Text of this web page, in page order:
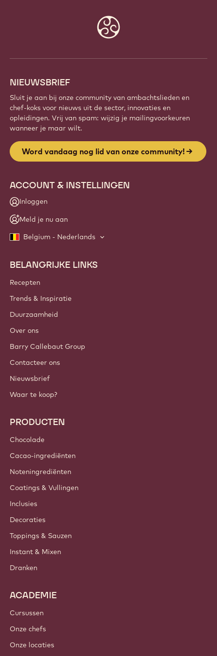
NIEUWSBRIEF
Sluit je aan bij onze community van ambachtslieden en
chef-koks voor nieuws uit de sector, innovaties en
opleidingen. Vrij van spam: wijzig je mailingvoorkeuren
wanneer je maar wilt.
Word vandaag nog lid van onze community!
ACCOUNT & INSTELLINGEN
Inloggen
Meld je nu aan
Belgium - Nederlands
Footer
Callebaut
BELANGRIJKE LINKS
Recepten
Trends & Inspiratie
Duurzaamheid
Over ons
Barry Callebaut Group
Contacteer ons
Nieuwsbrief
Waar te koop?
PRODUCTEN
Chocolade
Cacao-ingrediënten
Noteningrediënten
Coatings & Vullingen
Inclusies
Decoraties
Toppings & Sauzen
Instant & Mixen
Dranken
ACADEMIE
Cursussen
Onze chefs
Onze locaties